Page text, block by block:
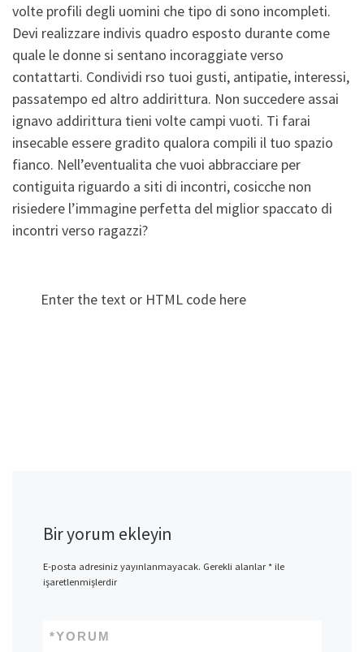
volte profili degli uomini che tipo di sono incompleti.
Devi realizzare indivis quadro esposto durante come
quale le donne si sentano incoraggiate verso
contattarti. Condividi rso tuoi gusti, antipatie, interessi,
passatempo ed altro addirittura. Non succedere assai
ignavo addirittura tieni volte campi vuoti. Ti farai
insecable essere gradito qualora compili il tuo spazio
fianco. Nell’eventualita che vuoi abbracciare per
contiguita riguardo a siti di incontri, cosicche non
risiedere l’immagine perfetta del miglior spaccato di
incontri verso ragazzi?
Enter the text or HTML code here
Bir yorum ekleyin
E-posta adresiniz yayınlanmayacak. Gerekli alanlar*ile
işaretlenmişlerdir
YORUM
*